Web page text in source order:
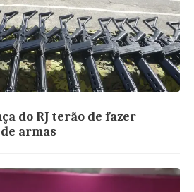
do RJ terão de fazer
armas